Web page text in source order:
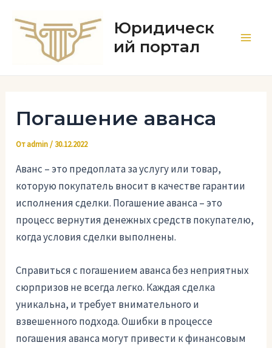
содержимому
Юридическ
ий портал
Погашение аванса
Отadmin/ 30.12.2022
Аванс – это предоплата за услугу или товар,
которую покупатель вносит в качестве гарантии
исполнения сделки. Погашение аванса – это
процесс вернутия денежных средств покупателю,
когда условия сделки выполнены.
Справиться с погашением аванса без неприятных
сюрпризов не всегда легко. Каждая сделка
уникальна, и требует внимательного и
взвешенного подхода. Ошибки в процессе
погашения аванса могут привести к финансовым